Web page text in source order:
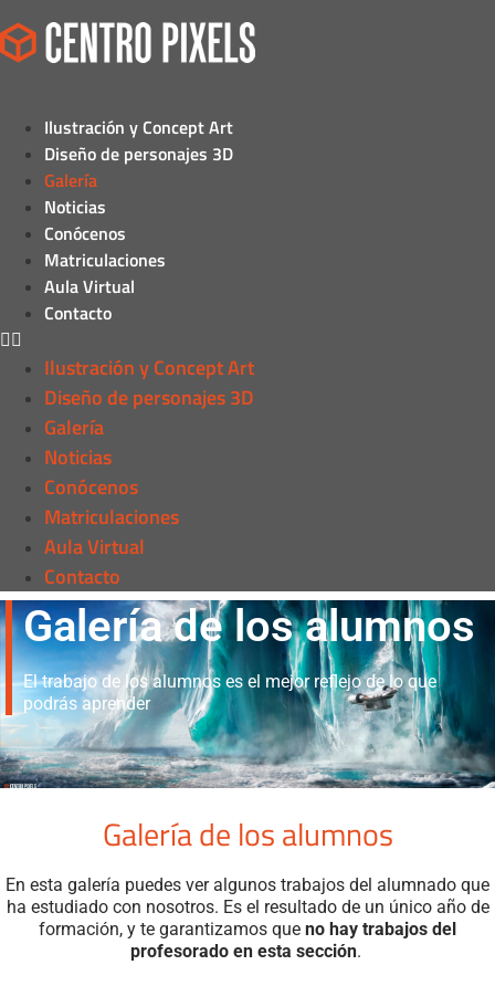
Ilustración y Concept Art
Diseño de personajes 3D
Galería
Noticias
Conócenos
Matriculaciones
Aula Virtual
Contacto
Ilustración y Concept Art
Diseño de personajes 3D
Galería
Noticias
Conócenos
Matriculaciones
Aula Virtual
Contacto
Galería de los alumnos
El trabajo de los alumnos es el mejor reflejo de lo que
podrás aprender
Galería de los alumnos
En esta galería puedes ver algunos trabajos del alumnado que
ha estudiado con nosotros. Es el resultado de un único año de
formación, y te garantizamos que no hay trabajos del
profesorado en esta sección.